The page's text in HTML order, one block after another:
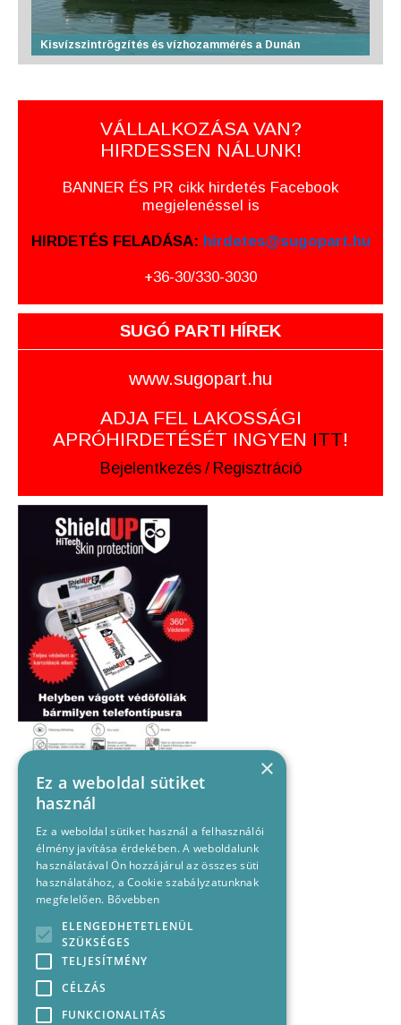
Kisvízszintrögzítés és vízhozammérés a Dunán
VÁLLALKOZÁSA VAN?
HIRDESSEN NÁLUNK!
BANNER ÉS PR cikk hirdetés Facebook
megjelenéssel is
HIRDETÉS FELADÁSA: hirdetes@sugopart.hu
+36-30/330-3030
SUGÓ PARTI HÍREK
www.sugopart.hu
ADJA FEL LAKOSSÁGI
APRÓHIRDETÉSÉT INGYEN ITT!
Bejelentkezés / Regisztráció
×
Ez a weboldal sütiket
használ
Ez a weboldal sütiket használ a felhasználói
élmény javítása érdekében. A weboldalunk
használatával Ön hozzájárul az összes süti
használatához, a Cookie szabályzatunknak
megfelelően. Bővebben
ELENGEDHETETLENÜL
SZÜKSÉGES
TELJESÍTMÉNY
CÉLZÁS
FUNKCIONALITÁS